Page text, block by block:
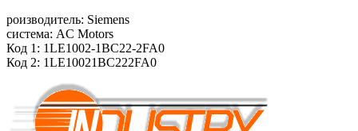
роизводитель: Siemens
система: AC Motors
Код 1: 1LE1002-1BC22-2FA0
Код 2: 1LE10021BC222FA0